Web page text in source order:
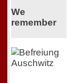
We
remember